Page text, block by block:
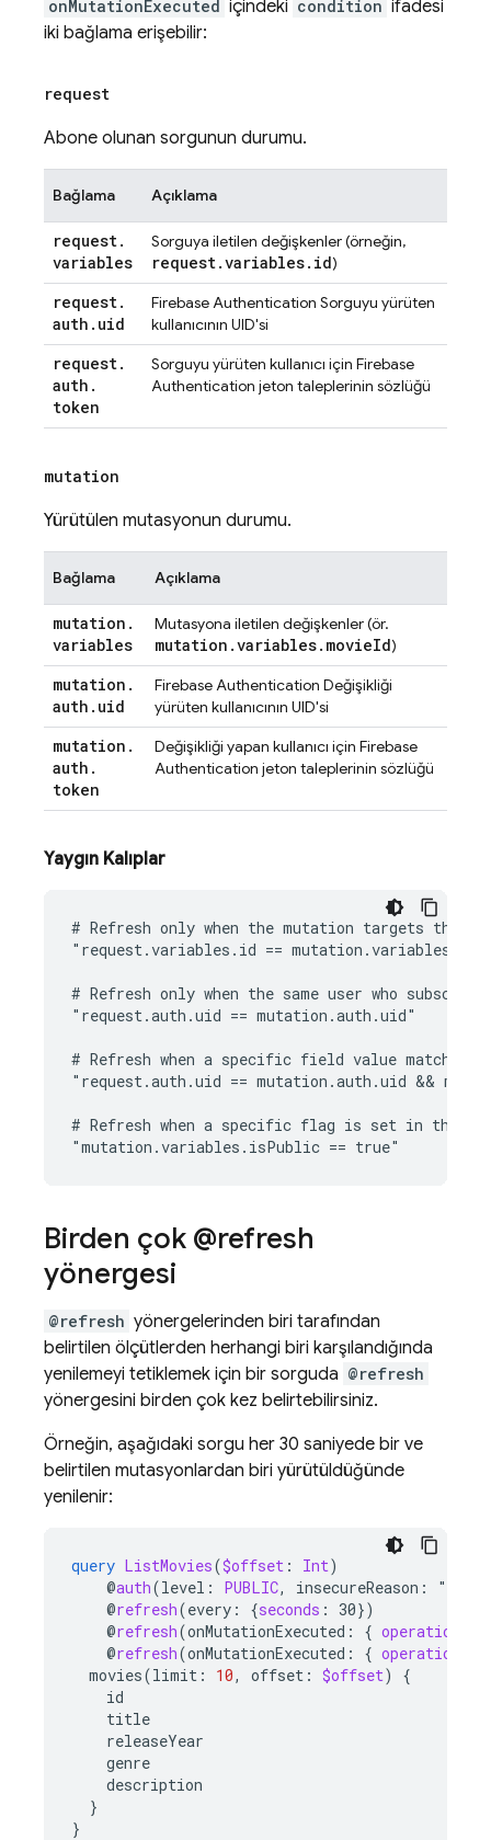
onMutationExecuted içindeki condition ifadesi
iki bağlama erişebilir:
request
Abone olunan sorgunun durumu.
Bağlama Açıklama
request.
variables
Sorguya iletilen değişkenler (örneğin,
request.variables. id)
request.
auth . uid
Firebase Authentication Sorguyu yürüten
kullanıcının UID'si
request.
auth .
token
Sorguyu yürüten kullanıcı için Firebase
Authentication jeton taleplerinin sözlüğü
mutation
Yürütülen mutasyonun durumu.
Bağlama Açıklama
mutation .
variables
Mutasyona iletilen değişkenler (ör.
mutation .variables. movieId)
mutation .
auth . uid
Firebase Authentication Değişikliği
yürüten kullanıcının UID'si
mutation .
auth .
token
Değişikliği yapan kullanıcı için Firebase
Authentication jeton taleplerinin sözlüğü
Yaygın Kalıplar
# Refresh only when the mutation targets the
"request.variables.id == mutation.variables.id"
# Refresh only when the same user who
"request.auth.uid == mutation.auth.uid"
# Refresh when a specific field value matches
"request.auth.uid == mutation.auth.uid &&
# Refresh when a specific flag is set in the
Birden çok @refresh
yönergesi
@refresh yönergelerinden biri tarafından
belirtilen ölçütlerden herhangi biri karşılandığında
yenilemeyi tetiklemek için bir sorguda @refresh
yönergesini birden çok kez belirtebilirsiniz.
Örneğin, aşağıdaki sorgu her 30 saniyede bir ve
belirtilen mutasyonlardan biri yürütüldüğünde
yenilenir:
query ListMovies($offset : Int)
@auth(level : PUBLIC, insecureReason : "
@refresh(every : {seconds :
30})
@refresh(onMutationExecuted : { operation
@refresh(onMutationExecuted : { operation
movies(limit : 10, offset : $offset)
{
id
title
releaseYear
genre
description
}
}